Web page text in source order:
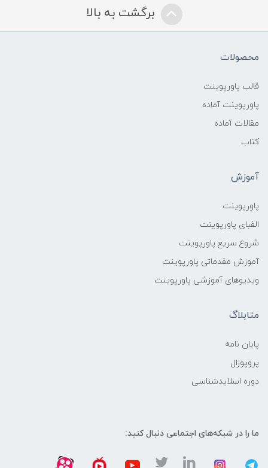
برگشت به بالا
محصولات
قالب پاورپوینت
پاورپوینت آماده
مقالات آماده
کتاب
آموزش
پاورپوینت
الفبای پاورپوینت
شروع سریع پاورپوینت
آموزش مقدماتی پاورپوینت
ویدیوهای آموزشی پاورپوینت
متابلاگ
پایان نامه
پروپوزال
دوره اسلایدشناسی
ما را در شبکه‌های اجتماعی دنبال کنید: